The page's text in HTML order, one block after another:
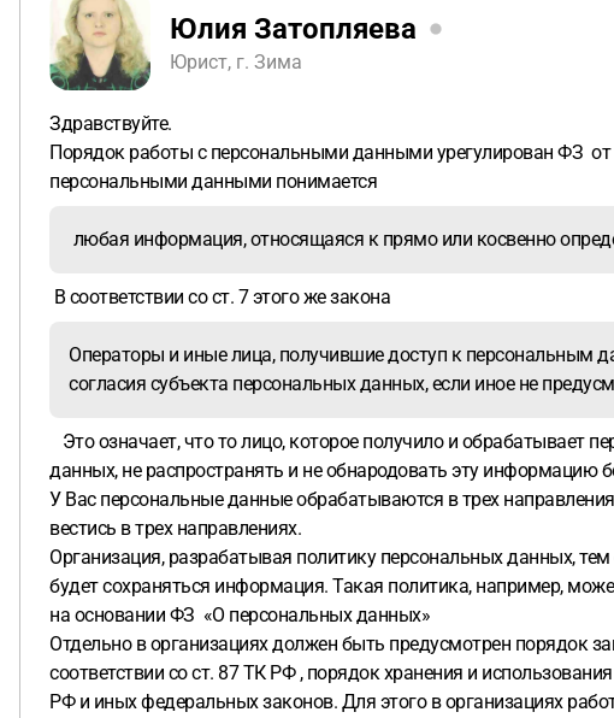
Юлия Затопляева
Юрист, г. Зима
Здравствуйте.
Порядок работы с персональными данными урегулирован ФЗ от
персональными данными понимается
любая информация, относящаяся к прямо или косвенно
В соответствии со ст. 7 этого же закона
Операторы и иные лица, получившие доступ к персональным
согласия субъекта персональных данных, если иное не
Это означает, что то лицо, которое получило и обрабатывает
данных, не распространять и не обнародовать эту информацию
У Вас персональные данные обрабатываются в трех
вестись в трех направлениях.
Организация, разрабатывая политику персональных данных,
будет сохраняться информация. Такая политика, например,
на основании ФЗ «О персональных данных»
Отдельно в организациях должен быть предусмотрен порядок
соответствии со ст. 87 ТК РФ , порядок хранения и
РФ и иных федеральных законов. Для этого в организациях